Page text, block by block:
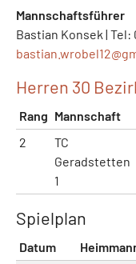
Mannschaftsführer
Bastian Konsek | Tel:
bastian.wrobel12@
Herren 30
Rang Mannschaft
2
TC
Geradstetten
1
Spielplan
Datum